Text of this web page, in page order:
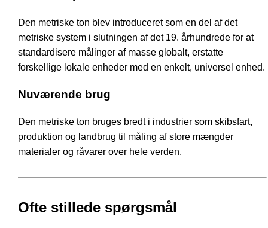
Den metriske ton blev introduceret som en del af det
metriske system i slutningen af det 19. århundrede for at
standardisere målinger af masse globalt, erstatte
forskellige lokale enheder med en enkelt, universel enhed.
Nuværende brug
Den metriske ton bruges bredt i industrier som skibsfart,
produktion og landbrug til måling af store mængder
materialer og råvarer over hele verden.
Ofte stillede spørgsmål